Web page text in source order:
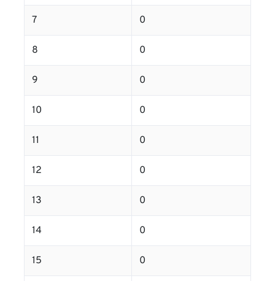
7 0
8 0
9 0
10 0
11 0
12 0
13 0
14 0
15 0